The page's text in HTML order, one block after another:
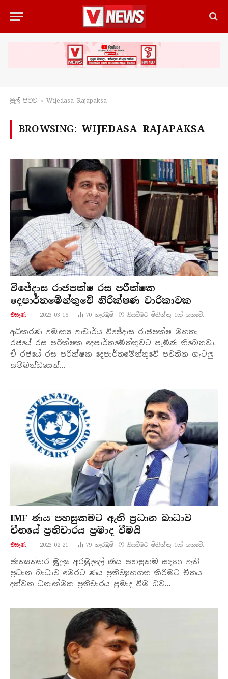
මුල් පිටු​ව » Wijedasa Rajapaksa
BROWSING: WIJEDASA RAJAPAKSA
විජේදාස රාජපක්ෂ රස පරීක්ෂක
දෙපාර්තමේන්තුවේ නිරීක්ෂණ චාරිකාවක
එසැණ 2023-03-16 70 නැරඹු​ම් කියවීමට මිනිත්තු 1ක් ගතවේ.
අධිකරණ අමාත්‍ය ආචාර්ය විජේදාස රාජපක්ෂ මහතා
රජයේ රස පරීක්ෂක දෙපාර්තමේන්තුවට පැමිණ තිබෙනවා.
ඒ රජයේ රස පරීක්ෂක දෙපාර්තමේන්තුවේ පවතින ගැටලු
සම්බන්ධයෙන්…
IMF ණය පහසුකමට ඇති ප්‍රධාන බාධාව
චීනයේ ප්‍රතිචාරය ප්‍රමාද වීමයි
එසැණ 2023-02-21 79 නැරඹු​ම් කියවීමට මිනිත්තු 1ක් ගතවේ.
ජාත්‍යන්තර මූල්‍ය අරමුදලේ ණය පහසුකම සඳහා ඇති
ප්‍රධාන බාධාව මෙරට ණය ප්‍රතිව්‍යුහගත කිරීමට චීනය
දක්වන ධනාත්මක ප්‍රතිචාරය ප්‍රමාද වීම බව…